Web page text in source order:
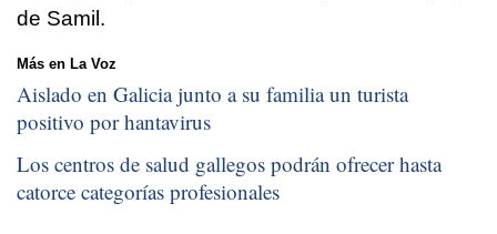
de Samil.
Más en La Voz
Aislado en Galicia junto a su familia un turista
positivo por hantavirus
Los centros de salud gallegos podrán ofrecer hasta
catorce categorías profesionales